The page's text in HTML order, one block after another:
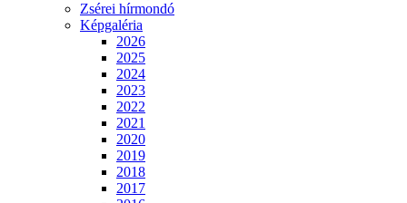
Zsérei hírmondó
Képgaléria
2026
2025
2024
2023
2022
2021
2020
2019
2018
2017